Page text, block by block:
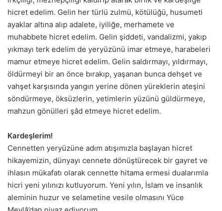
hicret edelim. Gelin her türlü zulmü, kötülüğü, husumeti
ayaklar altına alıp adalete, iyiliğe, merhamete ve
muhabbete hicret edelim. Gelin şiddeti, vandalizmi, yakıp
yıkmayı terk edelim de yeryüzünü imar etmeye, harabeleri
mamur etmeye hicret edelim. Gelin saldırmayı, yıldırmayı,
öldürmeyi bir an önce bırakıp, yaşanan bunca dehşet ve
vahşet karşısında yangın yerine dönen yüreklerin ateşini
söndürmeye, öksüzlerin, yetimlerin yüzünü güldürmeye,
mahzun gönülleri şâd etmeye hicret edelim.
Kardeşlerim!
Cennetten yeryüzüne adım atışımızla başlayan hicret
hikayemizin, dünyayı cennete dönüştürecek bir gayret ve
ihlasın mükafatı olarak cennette hitama ermesi dualarımla
hicri yeni yılınızı kutluyorum. Yeni yılın, İslam ve insanlık
aleminin huzur ve selametine vesile olmasını Yüce